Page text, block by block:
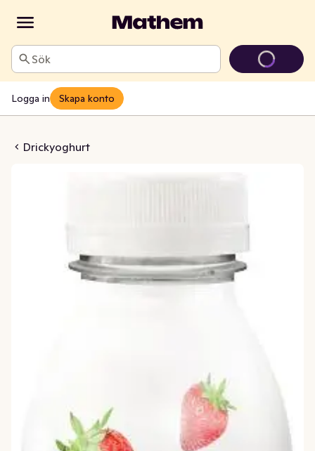
Sök
Logga in Skapa konto
Drickyoghurt
Laktosfri 0,5%